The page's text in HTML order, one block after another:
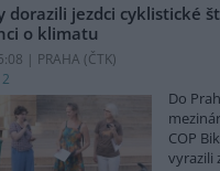
dorazili jezdci cyklistické
o klimatu
| PRAHA (ČTK)
Do
COP
vyrazili